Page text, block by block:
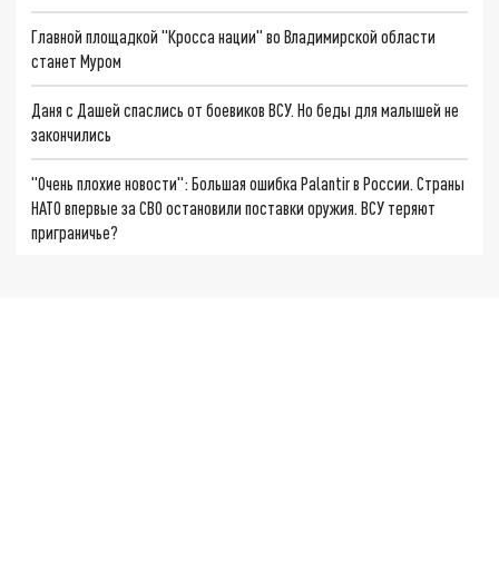
Главной площадкой "Кросса нации" во Владимирской области
станет Муром
Даня с Дашей спаслись от боевиков ВСУ. Но беды для малышей не
закончились
"Очень плохие новости": Большая ошибка Palantir в России. Страны
НАТО впервые за СВО остановили поставки оружия. ВСУ теряют
приграничье?